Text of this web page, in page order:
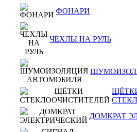
ФОНАРИ
ЧЕХЛЫ НА РУЛЬ
ДОМКРАТ